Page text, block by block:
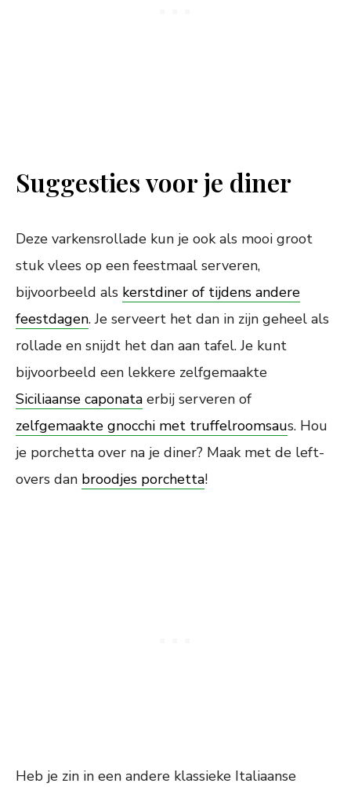
Suggesties voor je diner
Deze varkensrollade kun je ook als mooi groot
stuk vlees op een feestmaal serveren,
bijvoorbeeld als kerstdiner of tijdens andere
feestdagen. Je serveert het dan in zijn geheel als
rollade en snijdt het dan aan tafel. Je kunt
bijvoorbeeld een lekkere zelfgemaakte
Siciliaanse caponata erbij serveren of
zelfgemaakte gnocchi met truffelroomsaus. Hou
je porchetta over na je diner? Maak met de left-
overs dan broodjes porchetta!
Heb je zin in een andere klassieke Italiaanse